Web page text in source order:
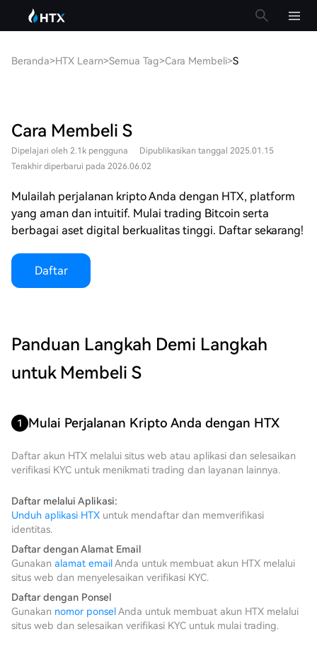
Beranda>HTX Learn>Semua Tag>Cara Membeli>S
Cara Membeli S
Dipelajari oleh 2.1k pengguna
Dipublikasikan tanggal 2025.01.15
Terakhir diperbarui pada 2026.06.02
Mulailah perjalanan kripto Anda dengan HTX, platform
yang aman dan intuitif. Mulai trading Bitcoin serta
berbagai aset digital berkualitas tinggi. Daftar sekarang!
Daftar
Panduan Langkah Demi Langkah
untuk Membeli S
1 Mulai Perjalanan Kripto Anda dengan HTX
Daftar akun HTX melalui situs web atau aplikasi dan selesaikan
verifikasi KYC untuk menikmati trading dan layanan lainnya.
Daftar melalui Aplikasi:
Unduh aplikasi HTX untuk mendaftar dan memverifikasi
identitas.
Daftar dengan Alamat Email
Gunakan alamat email Anda untuk membuat akun HTX melalui
situs web dan menyelesaikan verifikasi KYC.
Daftar dengan Ponsel
Gunakan nomor ponsel Anda untuk membuat akun HTX melalui
situs web dan selesaikan verifikasi KYC untuk mulai trading.